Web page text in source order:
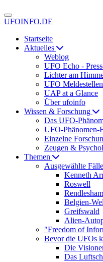
UFOINFO.DE
Startseite
Aktuelles
Weblog
UFO Echo -
Lichter am
UFO Meldestellen
UAP at a Glance
Über ufoinfo
Wissen & Forschung
Das UFO-
UFO-Phänomen-
Einzelne
Zeugen &
Themen
Ausgewählte Fälle
Kenneth
Roswell
Rendlesham
Belgien-
Greifswald
Alien-
"Freedom of
Bevor die UFOs
Die
Das